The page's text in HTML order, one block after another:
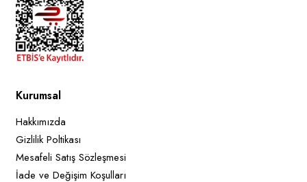
Kurumsal
Hakkımızda
Gizlilik Poltikası
Mesafeli Satış Sözleşmesi
İade ve Değişim Koşulları